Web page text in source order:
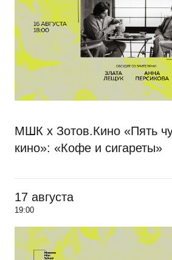
МШК х Зотов.Кино «Пять
кино»: «Кофе и сигареты»
17 августа
19:00